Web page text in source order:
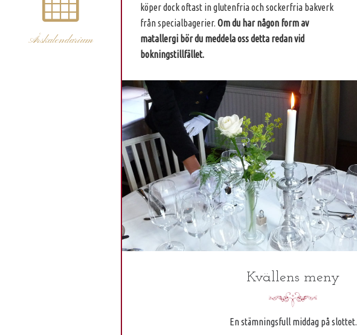
Årskalendarium
köper dock oftast in glutenfria och sockerfria bakverk
från specialbagerier. Om du har någon form av
matallergi bör du meddela oss detta redan vid
bokningstillfället.
Kvällens meny
En stämningsfull middag på slottet.